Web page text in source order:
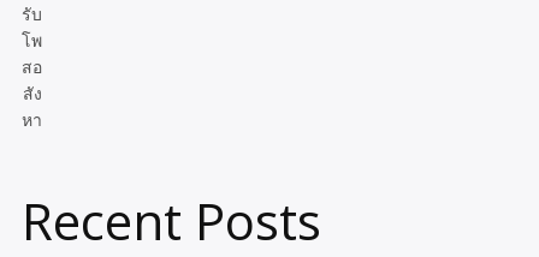
รับ
โพ
สอ
สัง
หา
Recent Posts